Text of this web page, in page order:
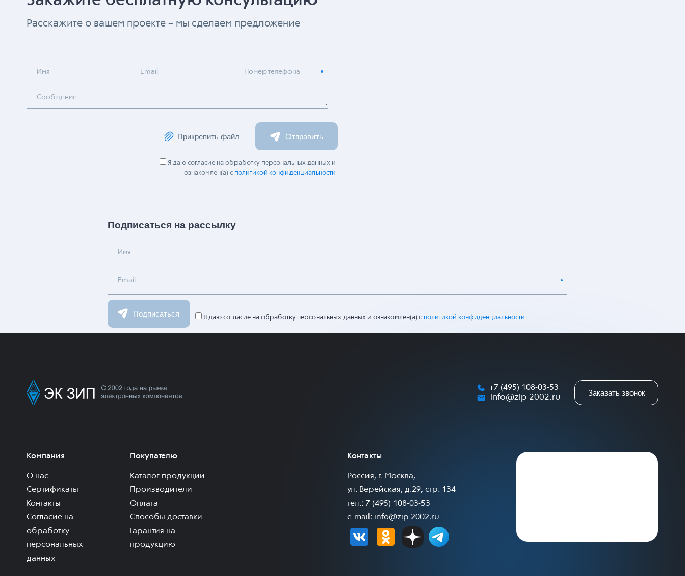
Расскажите о вашем проекте – мы сделаем предложение
Имя Email Номер телефона
Сообщение
Прикрепить файл Отправить
Я даю согласие на обработку персональных данных и
ознакомлен(а) с политикой конфиденциальности
Подписаться на рассылку
Имя
Email
Подписаться Я даю согласие на обработку персональных данных и ознакомлен(а) с политикой конфиденциальности
+7 (495) 108-03-53
info@zip-2002.ru
Заказать звонок
Компания
О нас
Сертификаты
Контакты
Согласие на
обработку
персональных
данных
Покупателю
Каталог продукции
Производители
Оплата
Способы доставки
Гарантия на
продукцию
Контакты
Россия, г. Москва,
ул. Верейская, д.29, стр. 134
тел.: 7 (495) 108-03-53
e-mail: info@zip-2002.ru